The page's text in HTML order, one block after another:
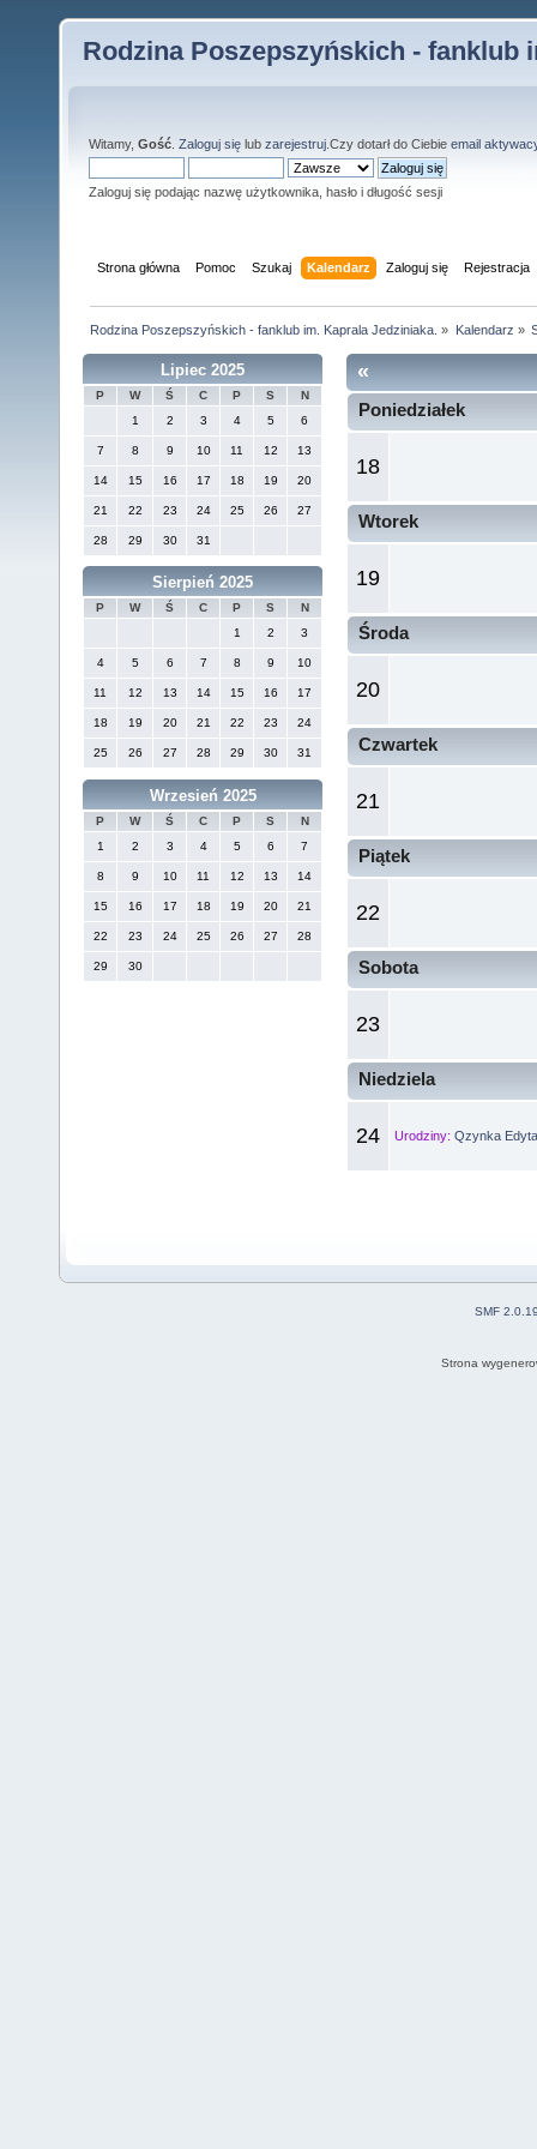
Rodzina Poszepszyńskich - fanklub
Witamy, Gość Zaloguj się lub zarejestruj .Czy dotarł do Ciebie email
Zaloguj się podając nazwę użytkownika, hasło i długość sesji
Strona główna Pomoc Szukaj Kalendarz Zaloguj się Rejestracja
Rodzina Poszepszyńskich - fanklub im. Kaprala Jedziniaka. » Kalendarz »
Lipiec 2025
P W Ś C P S
N
1
2 3 4 5 6
7 8 9 10 11 12 13
14 15 16 17 18 19 20
21 22 23 24 25 26 27
28 29 30 31
Sierpień 2025
P W Ś C P S
N
1
2 3
4 5 6 7 8 9 10
11 12 13 14 15 16 17
18 19 20 21 22 23 24
25 26 27 28 29 30 31
Wrzesień 2025
P W Ś C P S
N
1
2 3 4 5 6 7
8 9 10 11 12 13 14
15 16 17 18 19 20 21
22 23 24 25 26 27 28
29 30
«
Poniedziałek
18
Wtorek
19
Środa
20
Czwartek
21
Piątek
22
Sobota
23
Niedziela
24 Urodziny: Qzynka
SMF
Strona